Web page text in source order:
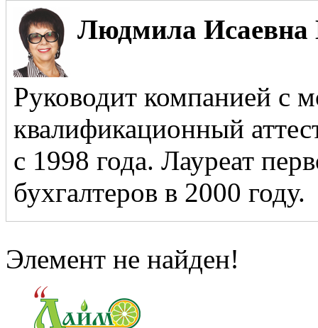
Людмила Исаевна
Руководит компанией с
квалификационный
с 1998 года. Лауреат
бухгалтеров в 2000 году.
Элемент не найден!